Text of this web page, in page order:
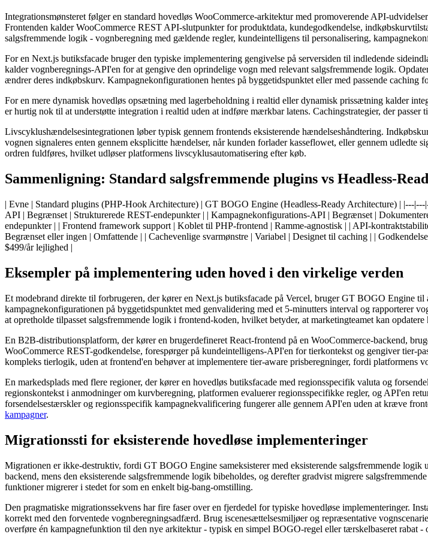
Integrationsmønsteret følger en standard hovedløs WooCommerce-arkitektur med promoverende API-
Frontenden kalder WooCommerce REST API-slutpunkter for produktdata, kundegodkendelse,
salgsfremmende logik - vognberegning med gældende regler, kundeintelligens til personalisering,
For en Next.js butiksfacade bruger den typiske implementering gengivelse på serversiden til indledende
kalder vognberegnings-API'en for at gengive den oprindelige vogn med relevant salgsfremmende logik.
ændrer deres indkøbskurv. Kampagnekonfigurationen hentes på byggetidspunktet eller med passende caching
For en mere dynamisk hovedløs opsætning med lagerbeholdning i realtid eller dynamisk prissætning kalder
er hurtig nok til at understøtte integration i realtid uden at indføre mærkbar latens. Cachingstrategier, der
Livscyklushændelsesintegrationen løber typisk gennem frontends eksisterende hændelseshåndtering.
vognen signaleres enten gennem eksplicitte hændelser, når kunden forlader kasseflowet, eller gennem
ordren fuldføres, hvilket udløser platformens livscyklusautomatisering efter køb.
Sammenligning: Standard salgsfremmende plugins vs Headless-
| Evne | Standard plugins (PHP-Hook Architecture) | GT BOGO Engine (Headless-Ready Architecture) | |---
API | Begrænset | Strukturerede REST-endepunkter | | Kampagnekonfigurations-API | Begrænset |
endepunkter | | Frontend framework support | Koblet til PHP-frontend | Ramme-agnostisk | | API-
Begrænset eller ingen | Omfattende | | Cachevenlige svarmønstre | Variabel | Designet til caching | |
$499/år lejlighed |
Eksempler på implementering uden hoved i den virkelige verden
Et modebrand direkte til forbrugeren, der kører en Next.js butiksfacade på Vercel, bruger GT BOGO Engine
kampagnekonfigurationen på byggetidspunktet med genvalidering med et 5-minutters interval og rapporterer
at opretholde tilpasset salgsfremmende logik i frontend-koden, hvilket betyder, at marketingteamet kan
En B2B-distributionsplatform, der kører en brugerdefineret React-frontend på en WooCommerce-backend,
WooCommerce REST-godkendelse, forespørger på kundeintelligens-API'en for tierkontekst og gengiver tier-
kompleks tierlogik, uden at frontend'en behøver at implementere tier-aware prisberegninger, fordi platformens
En markedsplads med flere regioner, der kører en hovedløs butiksfacade med regionsspecifik valuta og
regionskontekst i anmodninger om kurvberegning, platformen evaluerer regionsspecifikke regler, og API'en
forsendelsestærskler og regionsspecifik kampagnekvalificering fungerer alle gennem API'en uden at kræve
kampagner.
Migrationssti for eksisterende hovedløse implementeringer
Migrationen er ikke-destruktiv, fordi GT BOGO Engine sameksisterer med eksisterende salgsfremmende
backend, mens den eksisterende salgsfremmende logik bibeholdes, og derefter gradvist migrere
funktioner migrerer i stedet for som en enkelt big-bang-omstilling.
Den pragmatiske migrationssekvens har fire faser over en fjerdedel for typiske hovedløse implementeringer.
korrekt med den forventede vognberegningsadfærd. Brug iscenesættelsesmiljøer og repræsentative
overføre én kampagnefunktion til den nye arkitektur - typisk en simpel BOGO-regel eller tærskelbaseret rabat